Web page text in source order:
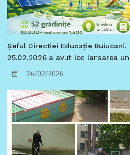
Șeful Direcției Educație
25.02.2026 a avut loc lansarea
de importanță municipală, care
energetice a instituțiilor de
Chișinău.
26/02/2026